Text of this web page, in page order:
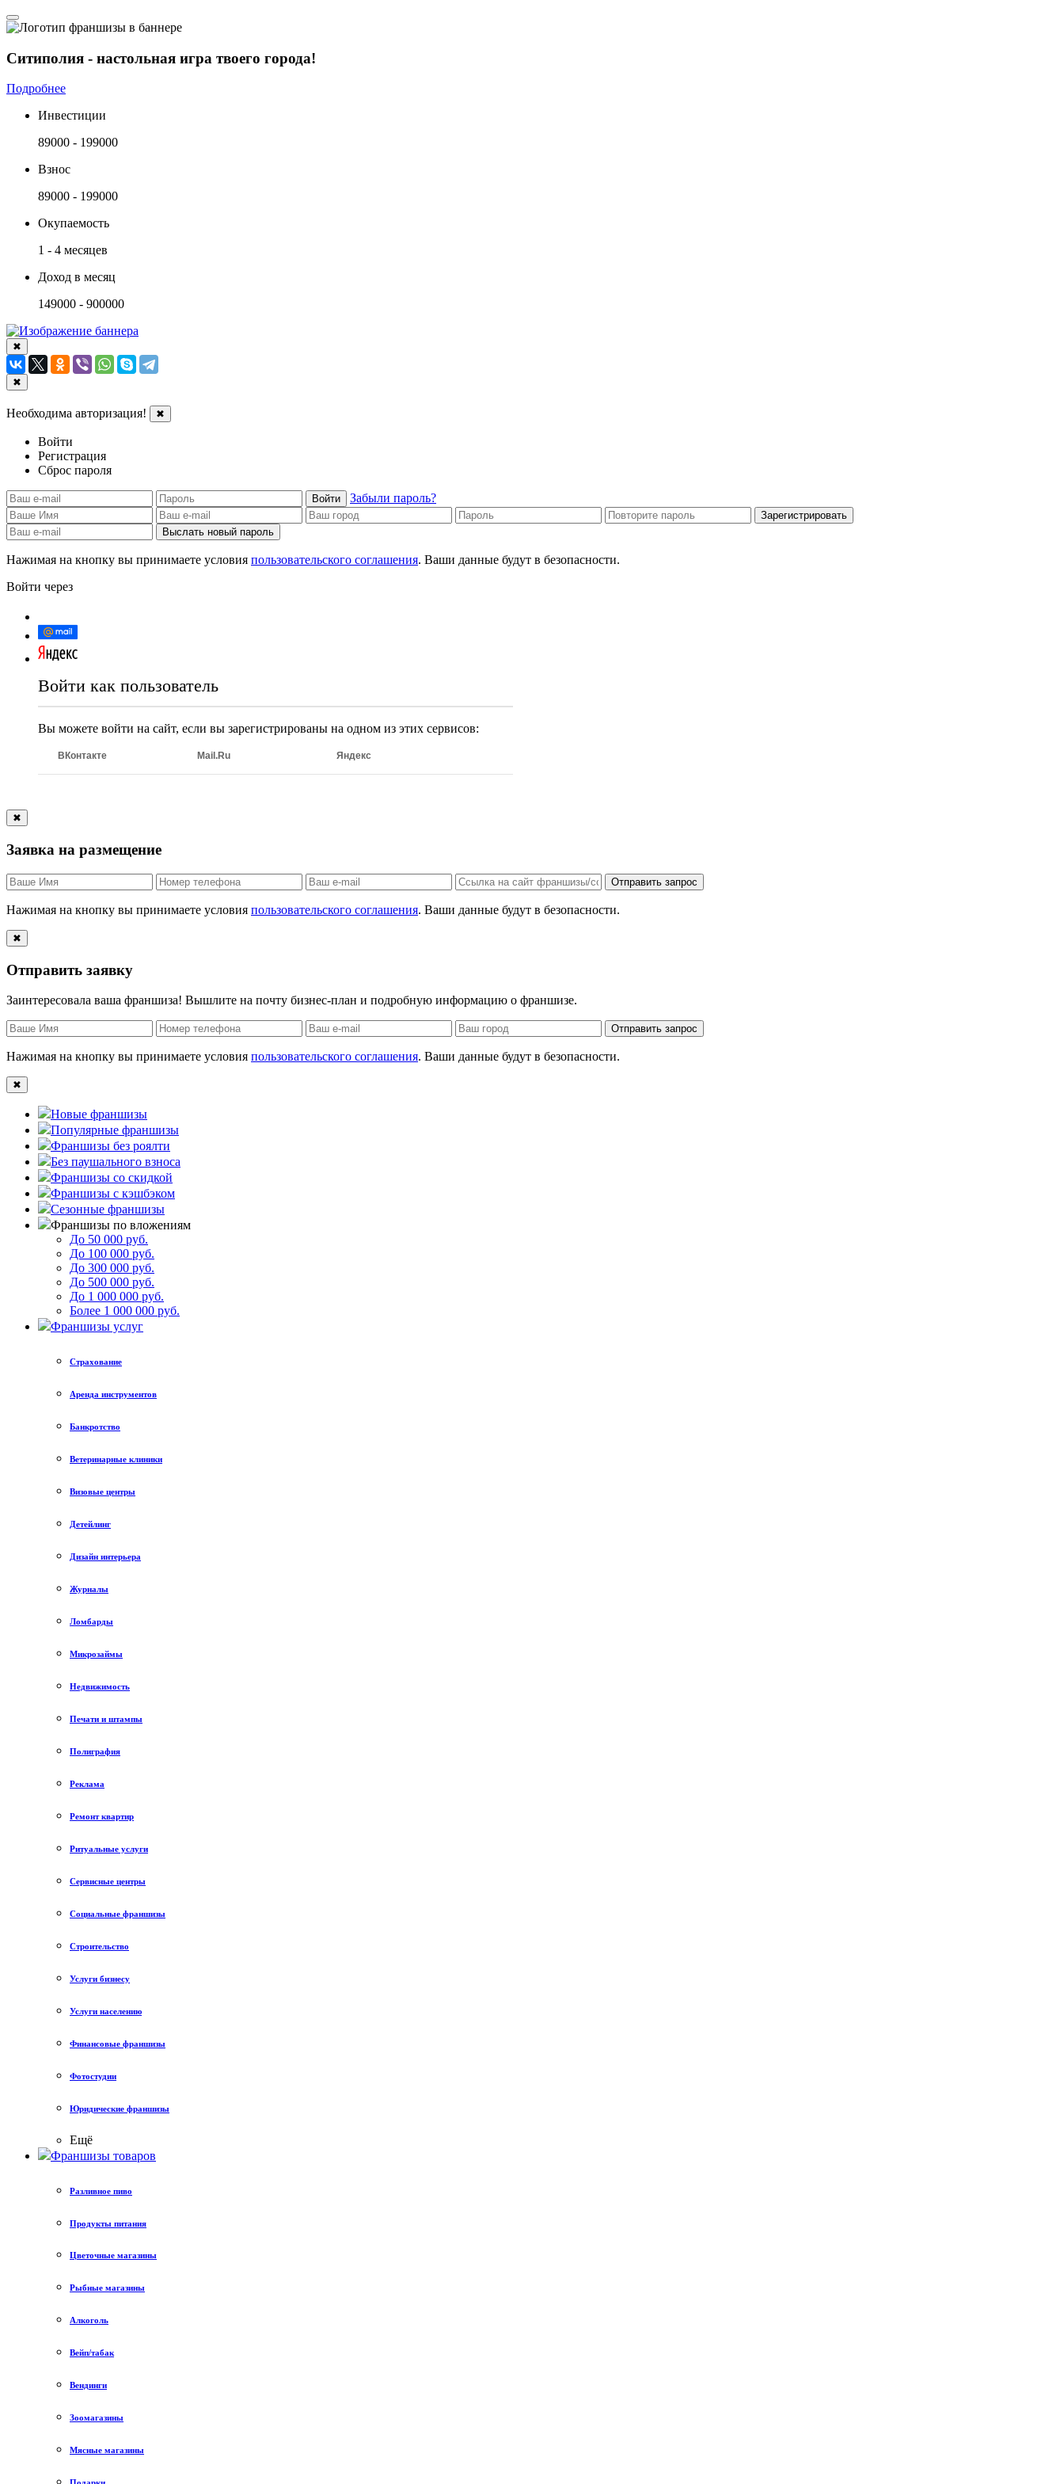
Ситиполия - настольная игра твоего города!
Подробнее
Инвестиции
89000 - 199000
Взнос
89000 - 199000
Окупаемость
1 - 4 месяцев
Доход в месяц
149000 - 900000
✖
✖
Необходима авторизация! ✖
Войти
Регистрация
Сброс пароля
Войти Забыли пароль?
Зарегистрировать
Выслать новый пароль
Нажимая на кнопку вы принимаете условия пользовательского соглашения. Ваши данные будут в безопасности.
Войти через
Войти как пользователь
Вы можете войти на сайт, если вы зарегистрированы на одном из этих сервисов:
ВКонтакте Mail.Ru Яндекс
✖
Заявка на размещение
Отправить запрос
Нажимая на кнопку вы принимаете условия пользовательского соглашения. Ваши данные будут в безопасности.
✖
Отправить заявку
Заинтересовала ваша франшиза! Вышлите на почту бизнес-план и подробную информацию о франшизе.
Отправить запрос
Нажимая на кнопку вы принимаете условия пользовательского соглашения. Ваши данные будут в безопасности.
✖
Новые франшизы
Популярные франшизы
Франшизы без роялти
Без паушального взноса
Франшизы со скидкой
Франшизы с кэшбэком
Сезонные франшизы
Франшизы по вложениям
До 50 000 руб.
До 100 000 руб.
До 300 000 руб.
До 500 000 руб.
До 1 000 000 руб.
Более 1 000 000 руб.
Франшизы услуг
Страхование
Аренда инструментов
Банкротство
Ветеринарные клиники
Визовые центры
Детейлинг
Дизайн интерьера
Журналы
Ломбарды
Микрозаймы
Недвижимость
Печати и штампы
Полиграфия
Реклама
Ремонт квартир
Ритуальные услуги
Сервисные центры
Социальные франшизы
Строительство
Услуги бизнесу
Услуги населению
Финансовые франшизы
Фотостудии
Юридические франшизы
Ещё
Франшизы товаров
Разливное пиво
Продукты питания
Цветочные магазины
Рыбные магазины
Алкоголь
Вейп/табак
Вендинги
Зоомагазины
Мясные магазины